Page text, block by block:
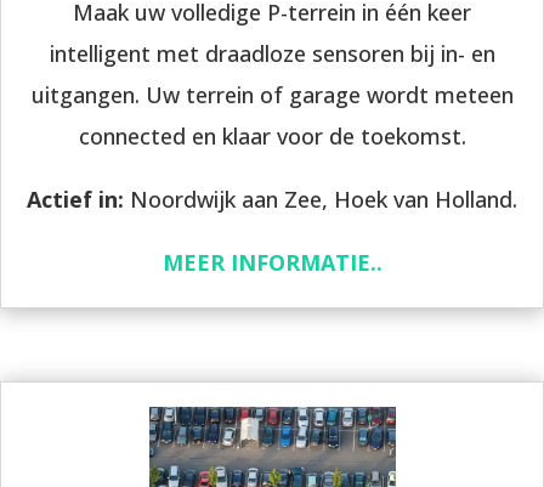
Maak uw volledige P-terrein in één keer
intelligent met draadloze sensoren bij in- en
uitgangen. Uw terrein of garage wordt meteen
connected en klaar voor de toekomst.
Actief in: Noordwijk aan Zee, Hoek van Holland.
MEER INFORMATIE..